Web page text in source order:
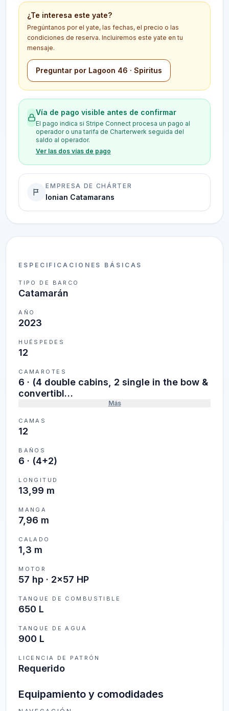
ESPECIFICACIONES BÁSICAS
TIPO DE BARCO
Catamarán
AÑO
2023
HUÉSPEDES
12
CAMAROTES
6 · (4 double cabins, 2 single in the bow &
convertibl…
Más
CAMAS
12
BAÑOS
6 · (4+2)
LONGITUD
13,99 m
MANGA
7,96 m
CALADO
1,3 m
MOTOR
57 hp · 2x57 HP
TANQUE DE COMBUSTIBLE
650 L
TANQUE DE AGUA
900 L
LICENCIA DE PATRÓN
Requerido
Equipamiento y comodidades
¿Te interesa este yate?
Pregúntanos por el yate, las fechas, el precio o las
condiciones de reserva. Incluiremos este yate en tu
mensaje.
Preguntar por Lagoon 46 · Spiritus
Vía de pago visible antes de confirmar
El pago indica si Stripe Connect procesa un pago al
operador o una tarifa de Charterwerk seguida del
saldo al operador.
Ver las dos vías de pago
EMPRESA DE CHÁRTER
Ionian Catamarans